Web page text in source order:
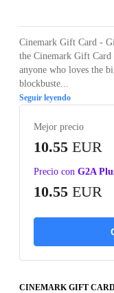
Cinemark Gift Card -
the Cinemark Gift
anyone who loves the
blockbuste...
Seguir leyendo
Mejor precio
10.55 EUR
Precio con G2A
10.55 EUR
CINEMARK GIFT